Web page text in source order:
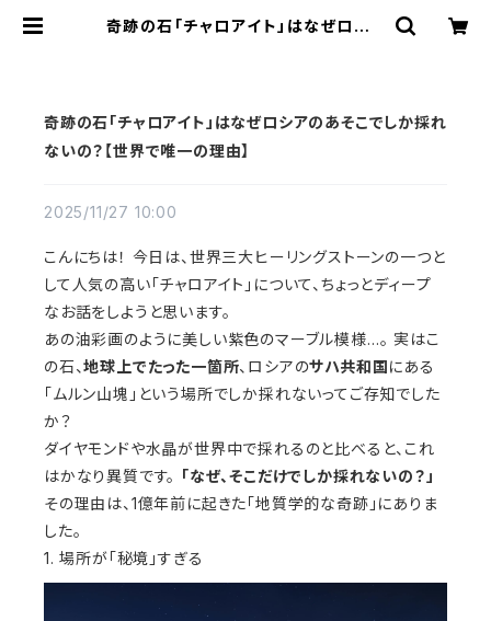
奇跡の石「チャロアイト」はなぜロシア
奇跡の石「チャロアイト」はなぜロシアのあそこでしか採れ
ないの？【世界で唯一の理由】
2025/11/27 10:00
こんにちは！ 今日は、世界三大ヒーリングストーンの一つと
して人気の高い「チャロアイト」について、ちょっとディープ
なお話をしようと思います。
あの油彩画のように美しい紫色のマーブル模様…。 実はこ
の石、地球上でたった一箇所、ロシアのサハ共和国にある
「ムルン山塊」という場所でしか採れないってご存知でした
か？
ダイヤモンドや水晶が世界中で採れるのと比べると、これ
はかなり異質です。 「なぜ、そこだけでしか採れないの？」
その理由は、1億年前に起きた「地質学的な奇跡」にありま
した。
1. 場所が「秘境」すぎる